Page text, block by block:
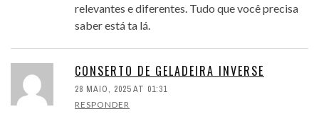
relevantes e diferentes. Tudo que você precisa
saber está ta lá.
CONSERTO DE GELADEIRA INVERSE
28 MAIO, 2025 AT 01:31
RESPONDER